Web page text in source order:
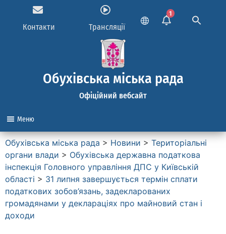
Контакти Трансляції
1
Обухівська міська рада
Офіційний вебсайт
Меню
Обухівська міська рада > Новини > Територіальні
органи влади > Обухівська державна податкова
інспекція Головного управління ДПС у Київській
області > 31 липня завершується термін сплати
податкових зобов’язань, задекларованих
громадянами у деклараціях про майновий стан і
доходи